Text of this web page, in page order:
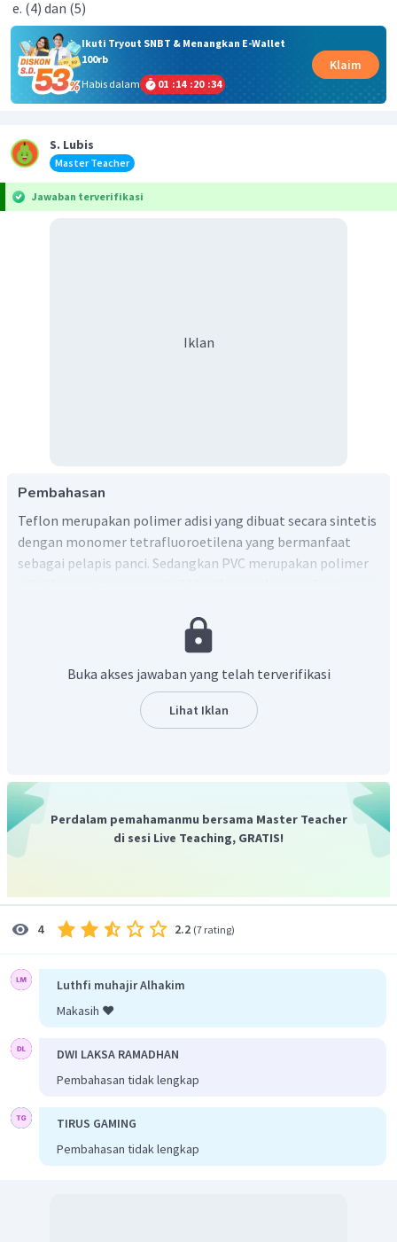
(4) dan (5)
Ikuti Tryout SNBT & Menangkan E-Wallet
100rb
Habis dalam
01 :14 :20 :34
Klaim
S. Lubis
Master Teacher
Jawaban terverifikasi
Iklan
Pembahasan
Teflon merupakan polimer adisi yang dibuat secara sintetis
dengan monomer tetrafluoroetilena yang bermanfaat
sebagai pelapis panci. Sedangkan PVC merupakan polimer
Buka akses jawaban yang telah terverifikasi
Lihat Iklan
Perdalam pemahamanmu bersama Master Teacher
di sesi Live Teaching, GRATIS!
4 2.2 (7 rating)
Luthfi muhajir Alhakim
Makasih ❤️
DWI LAKSA RAMADHAN
Pembahasan tidak lengkap
TIRUS GAMING
Pembahasan tidak lengkap